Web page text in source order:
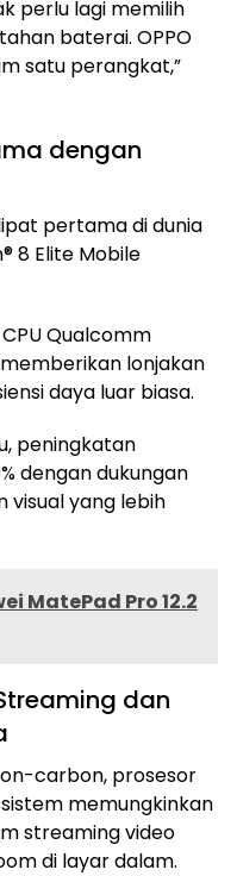
perlu lagi memilih
baterai. OPPO
satu perangkat,”
dengan
pertama di dunia
8 Elite Mobile
Qualcomm
lonjakan
daya luar biasa.
peningkatan
dengan dukungan
visual yang lebih
MatePad Pro 12.2
dan
carbon, prosesor
memungkinkan
streaming video
di layar dalam.